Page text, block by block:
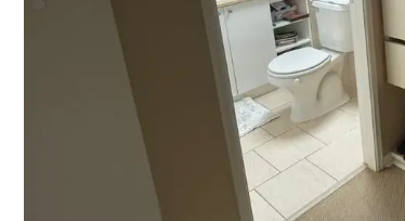
Ver Resumen